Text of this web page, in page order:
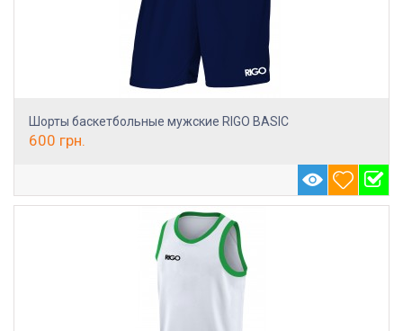
Шорты баскетбольные мужские RIGO BASIC
600 грн.